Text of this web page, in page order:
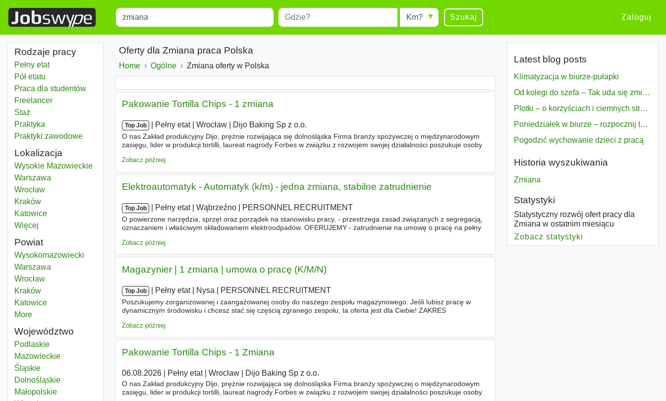
Title Miejscowość Radius Szukaj Zaloguj
Rodzaje pracy
Pełny etat
Pół etatu
Praca dla studentów
Freelancer
Staż
Praktyka
Praktyki zawodowe
Lokalizacja
Zmiana
Wysokie Mazowieckie
Zmiana
Warszawa
Zmiana
Wrocław
Zmiana
Kraków
Zmiana
Katowice
Więcej
Powiat
Zmiana
Wysokomazowiecki
Zmiana
Warszawa
Zmiana
WrocławPowiat
Zmiana
KrakówPowiat
Zmiana
KatowicePowiat
Moredistricts
Województwo
Zmiana
PodlaskieWojewództwo
Zmiana
MazowieckieWojewództwo
Zmiana
ŚląskieWojewództwo
Zmiana
DolnośląskieWojewództwo
Zmiana
MałopolskieWojewództwo
Oferty dla Zmiana praca Polska
Home Ogólne Zmiana oferty w Polska
Pakowanie Tortilla Chips - 1 zmiana
Top Job Pełny etat| Wrocław Dijo Baking Sp z o.o.
O nas Zakład produkcyjny Dijo, prężnie rozwijająca się dolnośląska Firma branży spożywczej o międzynarodowym
zasięgu, lider w produkcji tortilli, laureat nagrody Forbes w związku z rozwojem swojej działalności poszukuje osoby
Zobacz później
Elektroautomatyk - Automatyk (k/m) - jedna zmiana, stabilne zatrudnienie
Top Job Pełny etat| Wąbrzeźno PERSONNEL RECRUITMENT
O powierzone narzędzia, sprzęt oraz porządek na stanowisku pracy, - przestrzega zasad związanych z segregacją,
oznaczaniem i właściwym składowaniem elektroodpadów. OFERUJEMY - zatrudnienie na umowę o pracę na pełny
Zobacz później
Magazynier | 1 zmiana | umowa o pracę (K/M/N)
Top Job Pełny etat| Nysa PERSONNEL RECRUITMENT
Poszukujemy zorganizowanej i zaangażowanej osoby do naszego zespołu magazynowego. Jeśli lubisz pracę w
dynamicznym środowisku i chcesz stać się częścią zgranego zespołu, ta oferta jest dla Ciebie! ZAKRES
Zobacz później
Pakowanie Tortilla Chips - 1 Zmiana
06.08.2026| Pełny etat| Wrocław| Dijo Baking Sp z o.o.
O nas Zakład produkcyjny Dijo, prężnie rozwijająca się dolnośląska Firma branży spożywczej o międzynarodowym
zasięgu, lider w produkcji tortilli, laureat nagrody Forbes w związku z rozwojem swojej działalności poszukuje osoby
Latest blog posts
Klimatyzacja w biurze-pułapki
Od kolegi do szefa – Tak uda się zmiana bezproblemowo
Plotki – o korzyściach i ciemnych stronach
Poniedziałek w biurze – rozpocznij tydzień w pełni zmotywowany
Pogodzić wychowanie dzieci z pracą
Historia wyszukiwania
Zmiana
Statystyki
Statystyczny rozwój ofert pracy dla
Zmiana w ostatnim miesiącu
Zobacz statystyki